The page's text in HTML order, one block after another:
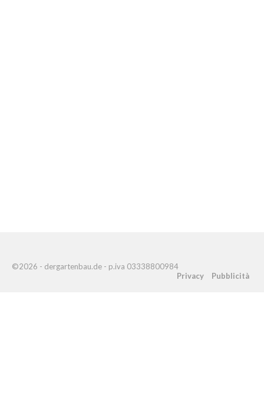
©2026 - dergartenbau.de - p.iva 03338800984
Privacy
Pubblicità